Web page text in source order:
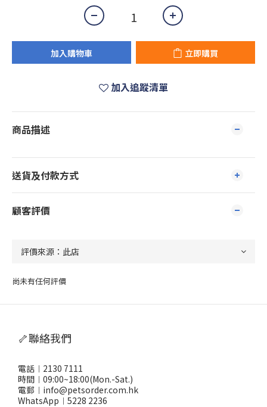
加入購物車 立即購買
加入追蹤清單
商品描述
送貨及付款方式
顧客評價
尚未有任何評價
🦴聯絡我們
電話︱2130 7111
時間︱09:00~18:00(Mon.-Sat.)
電郵︱info@petsorder.com.hk
WhatsApp︱ 5228 2236